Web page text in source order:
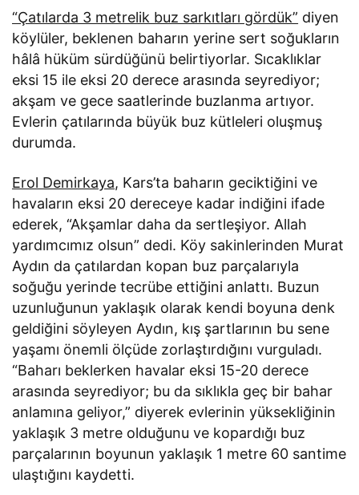
“Çatılarda 3 metrelik buz sarkıtları gördük” diyen
köylüler, beklenen baharın yerine sert soğukların
hâlâ hüküm sürdüğünü belirtiyorlar. Sıcaklıklar
eksi 15 ile eksi 20 derece arasında seyrediyor;
akşam ve gece saatlerinde buzlanma artıyor.
Evlerin çatılarında büyük buz kütleleri oluşmuş
durumda.
Erol Demirkaya, Kars’ta baharın geciktiğini ve
havaların eksi 20 dereceye kadar indiğini ifade
ederek, “Akşamlar daha da sertleşiyor. Allah
yardımcımız olsun” dedi. Köy sakinlerinden Murat
Aydın da çatılardan kopan buz parçalarıyla
soğuğu yerinde tecrübe ettiğini anlattı. Buzun
uzunluğunun yaklaşık olarak kendi boyuna denk
geldiğini söyleyen Aydın, kış şartlarının bu sene
yaşamı önemli ölçüde zorlaştırdığını vurguladı.
“Baharı beklerken havalar eksi 15-20 derece
arasında seyrediyor; bu da sıklıkla geç bir bahar
anlamına geliyor,” diyerek evlerinin yüksekliğinin
yaklaşık 3 metre olduğunu ve kopardığı buz
parçalarının boyunun yaklaşık 1 metre 60 santime
ulaştığını kaydetti.